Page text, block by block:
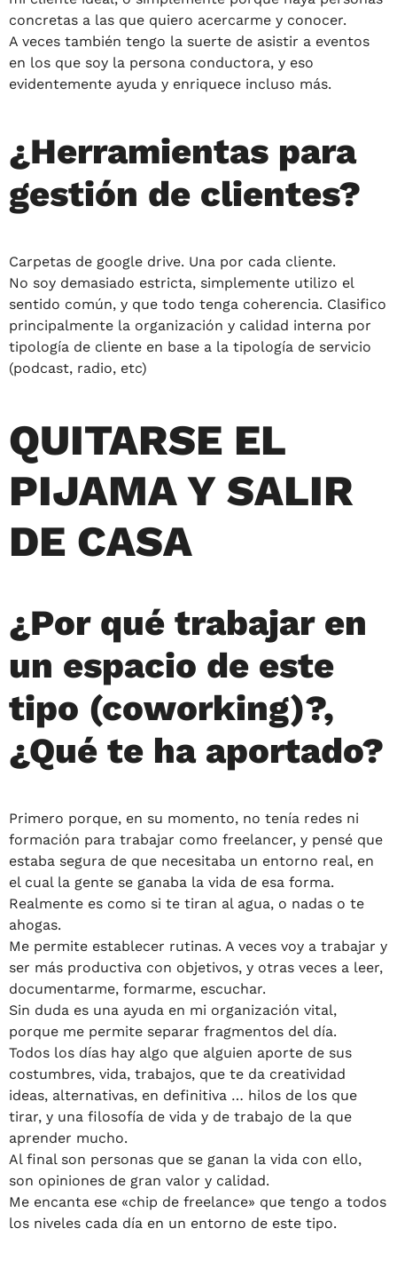
concretas a las que quiero acercarme y conocer.
A veces también tengo la suerte de asistir a eventos
en los que soy la persona conductora, y eso
evidentemente ayuda y enriquece incluso más.
¿Herramientas para
gestión de clientes?
Carpetas de google drive. Una por cada cliente.
No soy demasiado estricta, simplemente utilizo el
sentido común, y que todo tenga coherencia. Clasifico
principalmente la organización y calidad interna por
tipología de cliente en base a la tipología de servicio
(podcast, radio, etc)
QUITARSE EL
PIJAMA Y SALIR
DE CASA
¿Por qué trabajar en
un espacio de este
tipo (coworking)?,
¿Qué te ha aportado?
Primero porque, en su momento, no tenía redes ni
formación para trabajar como freelancer, y pensé que
estaba segura de que necesitaba un entorno real, en
el cual la gente se ganaba la vida de esa forma.
Realmente es como si te tiran al agua, o nadas o te
ahogas.
Me permite establecer rutinas. A veces voy a trabajar y
ser más productiva con objetivos, y otras veces a leer,
documentarme, formarme, escuchar.
Sin duda es una ayuda en mi organización vital,
porque me permite separar fragmentos del día.
Todos los días hay algo que alguien aporte de sus
costumbres, vida, trabajos, que te da creatividad
ideas, alternativas, en definitiva … hilos de los que
tirar, y una filosofía de vida y de trabajo de la que
aprender mucho.
Al final son personas que se ganan la vida con ello,
son opiniones de gran valor y calidad.
Me encanta ese «chip de freelance» que tengo a todos
los niveles cada día en un entorno de este tipo.